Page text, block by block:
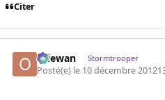
Citer
Oliewan Stormtrooper
Posté(e) le 10 décembre 2012